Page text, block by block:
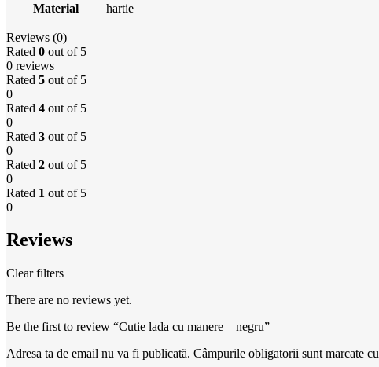
Material hartie
Reviews (0)
Rated 0 out of 5
0 reviews
Rated 5 out of 5
0
Rated 4 out of 5
0
Rated 3 out of 5
0
Rated 2 out of 5
0
Rated 1 out of 5
0
Reviews
Clear filters
There are no reviews yet.
Be the first to review “Cutie lada cu manere – negru”
Adresa ta de email nu va fi publicată. Câmpurile obligatorii sunt marcate cu